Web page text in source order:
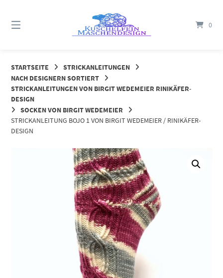
Inhalt
0
STARTSEITE
STRICKANLEITUNGEN
NACH DESIGNERN SORTIERT
STRICKANLEITUNGEN VON BIRGIT WEDEMEIER RINIKÄFER-
DESIGN
SOCKEN VON BIRGIT WEDEMEIER
STRICKANLEITUNG BOJO 1 VON BIRGIT WEDEMEIER / RINIKÄFER-
DESIGN